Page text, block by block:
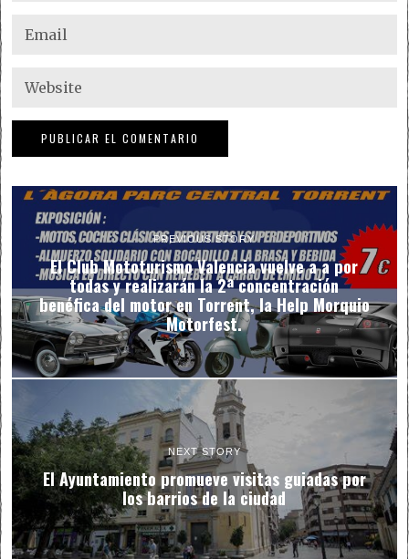
PREVIOUS STORY
El Club Mototurismo Valencia vuelve a a por
todas y realizarán la 2ª concentración
benéfica del motor en Torrent, la Help Morquio
Motorfest.
NEXT STORY
El Ayuntamiento promueve visitas guiadas por
los barrios de la ciudad